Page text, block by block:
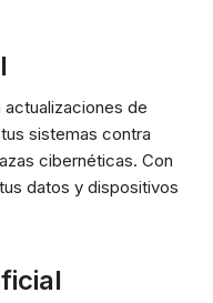
actualizaciones de
sistemas contra
cibernéticas. Con
datos y dispositivos